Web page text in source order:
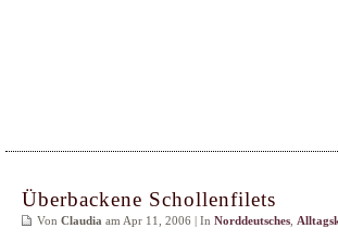
Überbackene Schollenfilets
Von Claudia am Apr 11, 2006 | In Norddeutsches